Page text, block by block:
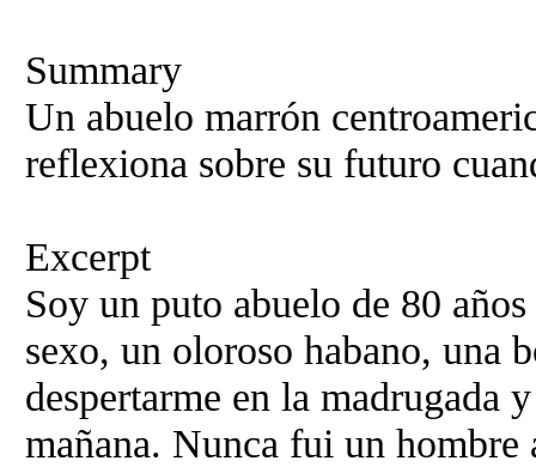
Summary
Un abuelo marrón
reflexiona sobre su futuro
Excerpt
Soy un puto abuelo de 80
sexo, un oloroso habano, una
despertarme en la madrugada
mañana. Nunca fui un